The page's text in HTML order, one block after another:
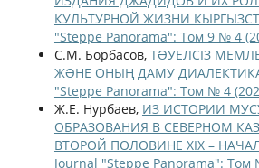
КУЛЬТУРНОЙ ЖИЗНИ
"Steppe Panorama": Том 9 № 4
С.М. Борбасов, ТƏУЕЛСІЗ
ЖƏНЕ ОНЫҢ ДАМУ
"Steppe Panorama": Том № 4
Ж.Е. Нурбаев, ИЗ ИСТОРИИ
ОБРАЗОВАНИЯ В СЕВЕРНОМ
ВТОРОЙ ПОЛОВИНЕ XIX –
Journal "Steppe Panorama": Том